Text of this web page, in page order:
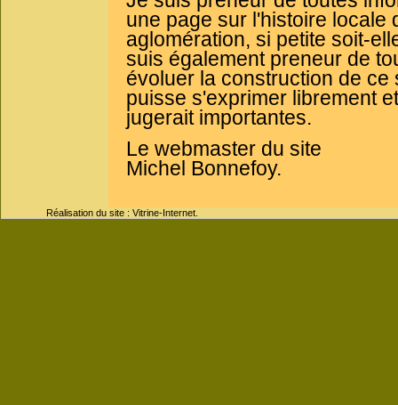
une page sur l'histoire locale
aglomération, si petite soit-
suis également preneur de
évoluer la construction de
puisse s'exprimer librement
jugerait importantes.
Le webmaster du site
Michel Bonnefoy.
Réalisation du site : Vitrine-Internet.